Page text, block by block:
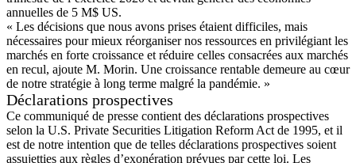
annuelles de 5 M$ US.
« Les décisions que nous avons prises étaient difficiles, mais
nécessaires pour mieux réorganiser nos ressources en privilégiant les
marchés en forte croissance et réduire celles consacrées aux marchés
en recul, ajoute M. Morin. Une croissance rentable demeure au cœur
de notre stratégie à long terme malgré la pandémie. »
Déclarations prospectives
Ce communiqué de presse contient des déclarations prospectives
selon la U.S. Private Securities Litigation Reform Act de 1995, et il
est de notre intention que de telles déclarations prospectives soient
assujetties aux règles d’exonération prévues par cette loi. Les